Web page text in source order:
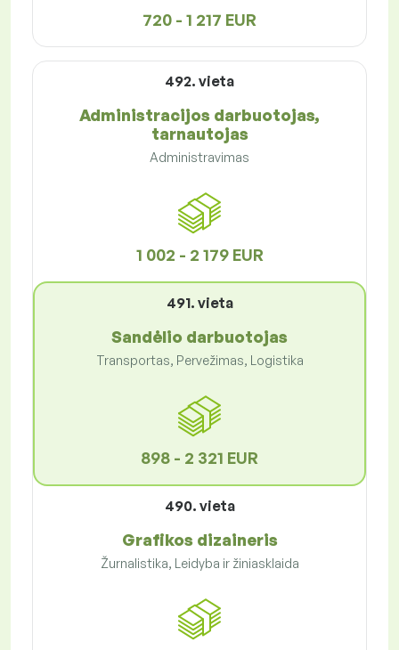
720 - 1 217 EUR
492. vieta
Administracijos darbuotojas,
tarnautojas
Administravimas
1 002 - 2 179 EUR
491. vieta
Sandėlio darbuotojas
Transportas, Pervežimas, Logistika
898 - 2 321 EUR
490. vieta
Grafikos dizaineris
Žurnalistika, Leidyba ir žiniasklaida